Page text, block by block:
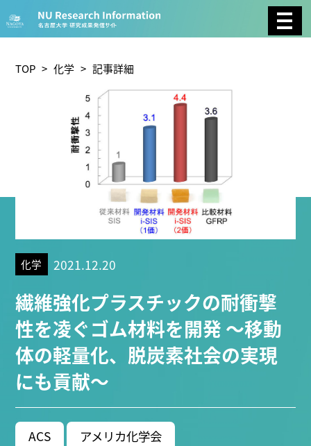
CATEGORY
環境学
TAG
(175)
生命農学研究科 (116)
トランスフォーマティ
ブ生命分子研究所 (75)
環境学研究科 (66)
宇宙地球
環境研究所 (63)
未来材料・システム研究所 (60)
報学研究科 (47)
植物 (33) 機械学習 (31)
高等
研究院 (26)
生物機能開発利用研究センター (24)
境医学研究所 (23)
宇宙 (21)
創薬科学研究科 (20)
シロイヌナズ
ナ (19)
オーロラ (17)
TOP >化学 > 記事詳細
化学 2021.12.20
繊維強化プラスチックの耐衝撃
性を凌ぐゴム材料を開発 ～移動
体の軽量化、脱炭素社会の実現
にも貢献～
ACS アメリカ化学会